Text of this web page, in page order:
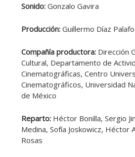
Sonido:Gonzalo Gavira
Producción:Guillermo Díaz
Compañía productora:Dirección
Cultural, Departamento de
Cinematográficas, Centro
Cinematográficos, Universidad
de México
Reparto:Héctor Bonilla, Sergio
Medina, Sofía Joskowicz, Héctor
Rosas